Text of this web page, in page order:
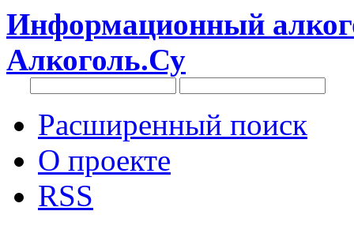
Информационный
Алкоголь.Су
Расширенный поиск
О проекте
RSS